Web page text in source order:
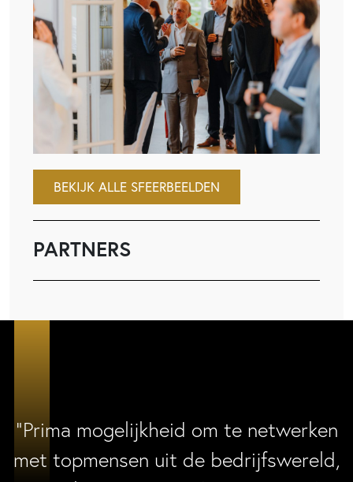
BEKIJK ALLE SFEERBEELDEN
PARTNERS
“Prima mogelijkheid om te netwerken
met topmensen uit de bedrijfswereld,